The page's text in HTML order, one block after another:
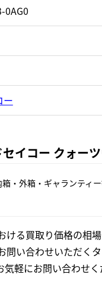
0AG0
ー
イコー クォー
・外箱・ギャランティー
ける買取り価格の相
問い合わせいただく
軽にお問い合わせく